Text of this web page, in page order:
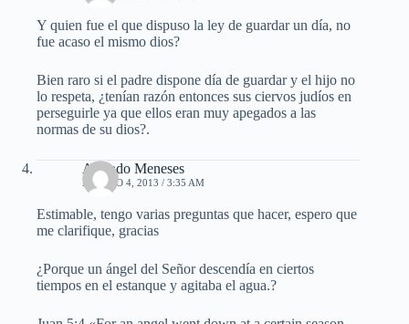
Y quien fue el que dispuso la ley de guardar un día, no
fue acaso el mismo dios?
Bien raro si el padre dispone día de guardar y el hijo no
lo respeta, ¿tenían razón entonces sus ciervos judíos en
perseguirle ya que ellos eran muy apegados a las
normas de su dios?.
Armndo Meneses
AGOSTO 4, 2013 / 3:35 AM
Estimable, tengo varias preguntas que hacer, espero que
me clarifique, gracias
¿Porque un ángel del Señor descendía en ciertos
tiempos en el estanque y agitaba el agua.?